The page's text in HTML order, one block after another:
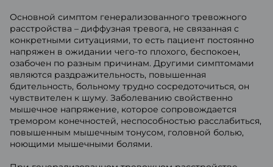
Основной симптом генерализованного тревожного
расстройства – диффузная тревога, не связанная с
конкретными ситуациями, то есть пациент постоянно
напряжен в ожидании чего-то плохого, беспокоен,
озабочен по разным причинам. Другими симптомами
являются раздражительность, повышенная
бдительность, больному трудно сосредоточиться, он
чувствителен к шуму. Заболеванию свойственно
мышечное напряжение, которое сопровождается
тремором конечностей, неспособностью расслабиться,
повышенным мышечным тонусом, головной болью,
ноющими мышечными болями.